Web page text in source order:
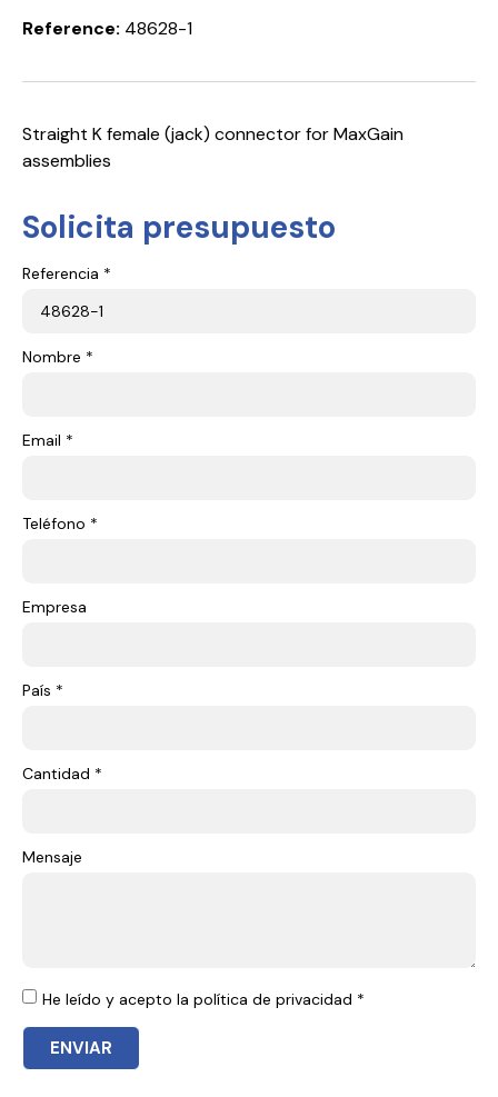
Reference: 48628-1
Straight K female (jack) connector for MaxGain
assemblies
Solicita presupuesto
Referencia *
Nombre *
Email *
Teléfono *
Empresa
País *
Cantidad *
Mensaje
He leído y acepto la política de privacidad *
ENVIAR